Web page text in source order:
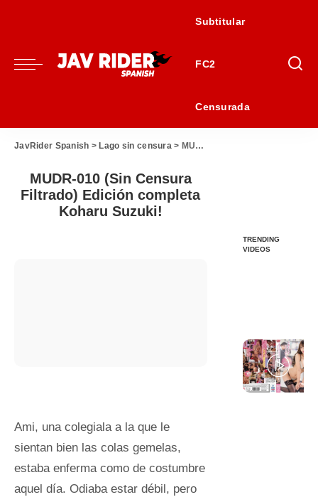
Subtitular
FC2
Censurada
JavRider Spanish > Lago sin censura> MUDR-010 (Sin Censura Filtrado) Edición completa Koharu Suzuki!
MUDR-010 (Sin Censura
Filtrado) Edición completa
Koharu Suzuki!
Ami, una colegiala a la que le
sientan bien las colas gemelas,
estaba enferma como de costumbre
aquel día. Odiaba estar débil, pero
TRENDING
VIDEOS